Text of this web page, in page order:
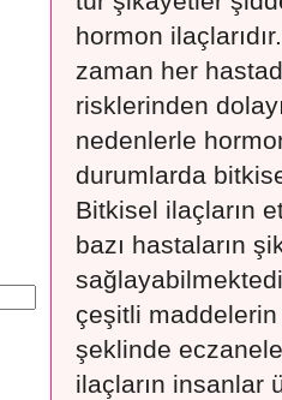
hormon
zaman her
risklerinden
nedenlerle
durumlarda
Bitkisel ilaçların
bazı hastaların
çeşitli maddelerin
şeklinde
ilaçların insanlar